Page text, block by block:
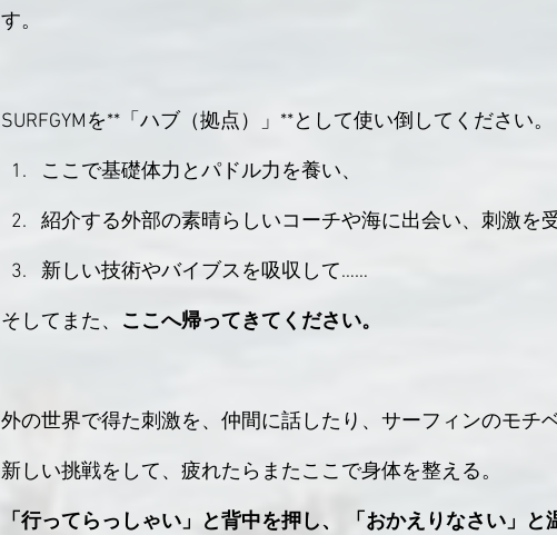
す。
SURFGYMを**「ハブ（拠点）」**として使い倒してください。
ここで基礎体力とパドル力を養い、
紹介する外部の素晴らしいコーチや海に出会い、刺激を受
新しい技術やバイブスを吸収して……
そしてまた、 ここへ帰ってきてください。
外の世界で得た刺激を、仲間に話したり、サーフィンのモチ
新しい挑戦をして、疲れたらまたここで身体を整える。
「行ってらっしゃい」と背中を押し、 「おかえりなさい」と